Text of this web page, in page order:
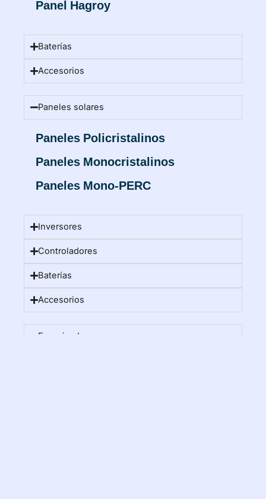
Panel Hagroy
Baterías
Accesorios
Paneles solares
Paneles Policristalinos
Paneles Monocristalinos
Paneles Mono-PERC
Inversores
Controladores
Baterías
Accesorios
Energizadores